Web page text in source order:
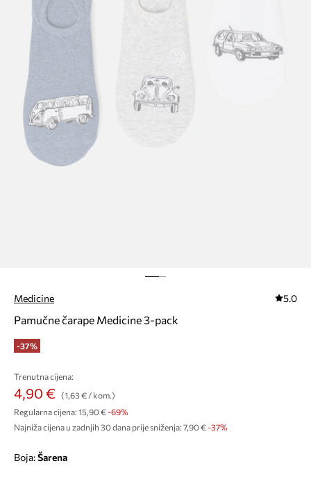
Medicine 5.0
Pamučne čarape Medicine 3-pack
-37%
Trenutna cijena:
4,90 €
(1,63 € / kom.)
Regularna cijena: 15,90 €-69%
Najniža cijena u zadnjih 30 dana prije sniženja: 7,90 € -37%
Boja: šarena